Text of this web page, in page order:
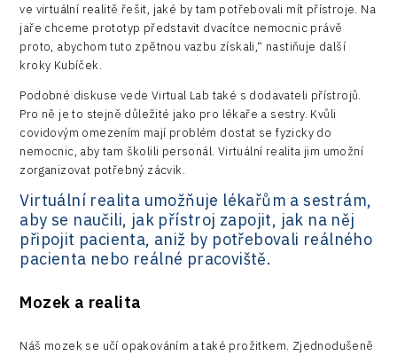
ve virtuální realitě řešit, jaké by tam potřebovali mít přístroje. Na
jaře chceme prototyp představit dvacítce nemocnic právě
proto, abychom tuto zpětnou vazbu získali,“ nastiňuje další
kroky Kubíček.
Podobné diskuse vede Virtual Lab také s dodavateli přístrojů.
Pro ně je to stejně důležité jako pro lékaře a sestry. Kvůli
covidovým omezením mají problém dostat se fyzicky do
nemocnic, aby tam školili personál. Virtuální realita jim umožní
zorganizovat potřebný zácvik.
Virtuální realita umožňuje lékařům a sestrám,
aby se naučili, jak přístroj zapojit, jak na něj
připojit pacienta, aniž by potřebovali reálného
pacienta nebo reálné pracoviště.
Mozek a realita
Náš mozek se učí opakováním a také prožitkem. Zjednodušeně